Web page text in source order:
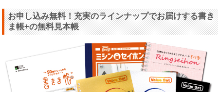
お申し込み無料！充実のラインナップでお届けする書き
ま帳+の無料見本帳